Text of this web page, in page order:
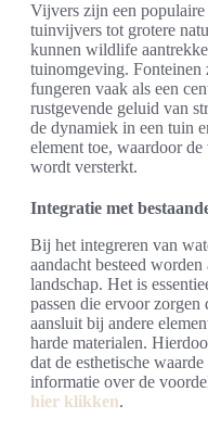
Vijvers zijn een
tuinvijvers tot grotere
kunnen wildlife
tuinomgeving.
fungeren vaak als een
rustgevende geluid van
de dynamiek in een tuin
element toe, waardoor
wordt versterkt.
Integratie met
Bij het integreren van
aandacht besteed
landschap. Het is
passen die ervoor
aansluit bij andere
harde materialen.
dat de esthetische
informatie over de
hier klikken.